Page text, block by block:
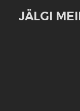
JÄLGI